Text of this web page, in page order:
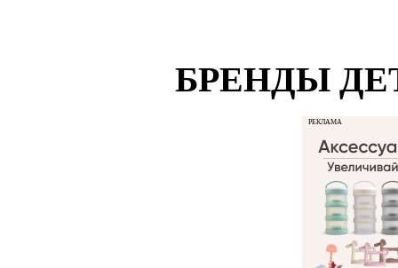
БРЕНДЫ
РЕКЛАМА